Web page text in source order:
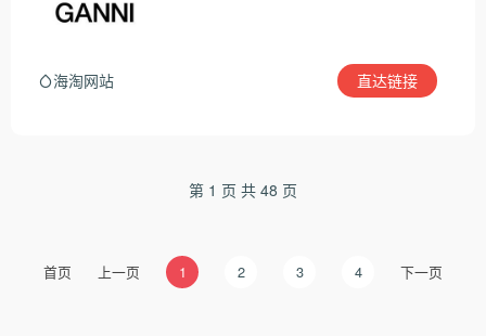
海淘网站 直达链接
第 1 页 共 48 页
首页 上一页 1 2 3 4 下一页